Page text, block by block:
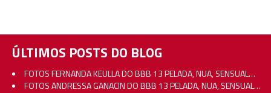
ÚLTIMOS POSTS DO BLOG
FOTOS FERNANDA KEULLA DO BBB 13 PELADA, NUA, SENSUAL…
FOTOS ANDRESSA GANACIN DO BBB 13 PELADA, NUA, SENSUAL…